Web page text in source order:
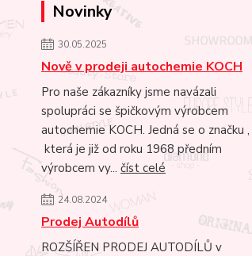
Novinky
30.05.2025
Nově v prodeji autochemie KOCH
Pro naše zákazníky jsme navázali
spolupráci se špičkovým výrobcem
autochemie KOCH. Jedná se o značku ,
která je již od roku 1968 předním
výrobcem vy... číst celé
24.08.2024
Prodej Autodílů
ROZŠÍŘEN PRODEJ AUTODÍLŮ v